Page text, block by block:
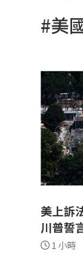
#美
美上訴
川普誓
1 小時